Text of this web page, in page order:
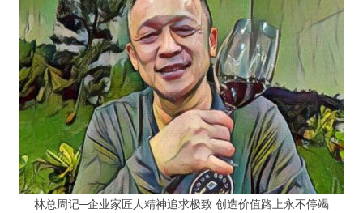
林总周记─企业家匠人精神追求极致 创造价值路上永不停竭